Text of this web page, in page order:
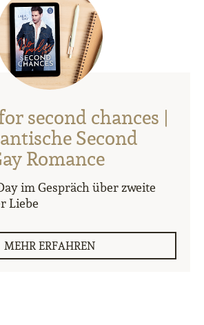
second chances |
Second
Romance
im Gespräch über zweite
Liebe
MEHR ERFAHREN